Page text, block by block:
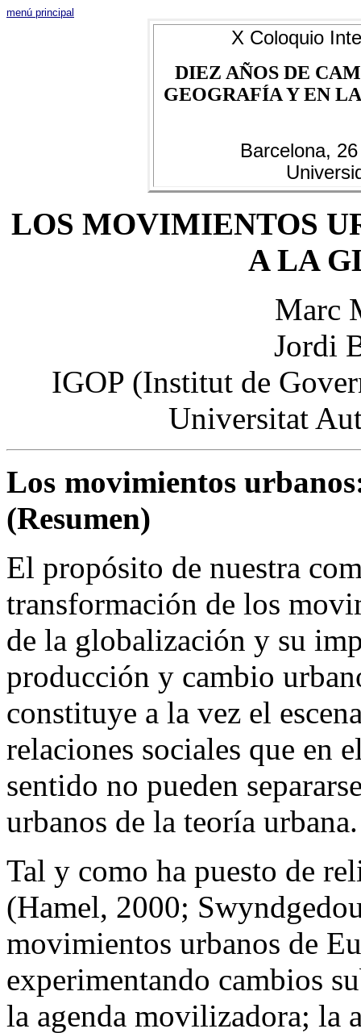
menú principal
X Coloquio
DIEZ AÑOS DE
GEOGRAFÍA Y EN
Barcelona,
LOS MOVIMIENTOS
A LA
Marc
Jordi
IGOP (Institut de
Universitat
Los movimientos
(Resumen)
El propósito de nuestra
transformación de los
de la globalización y su
producción y cambio
constituye a la vez el
relaciones sociales que en
sentido no pueden
urbanos de la teoría urbana.
Tal y como ha puesto de
(Hamel, 2000;
movimientos urbanos de
experimentando cambios
la agenda movilizadora; la